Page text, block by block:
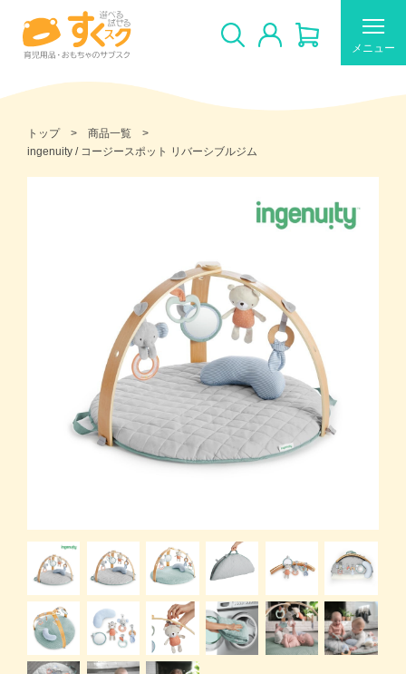
メニュー
すくスクのご利用について
ギフトカードの使い方
商品一覧トップ
すくスクご利用ガイド
よくある質問
お問い合わせ
トップ
商品一覧
ingenuity / コージースポット リバーシブルジム